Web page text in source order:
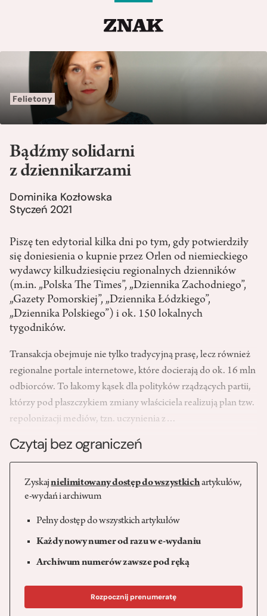
Felietony
Bądźmy solidarni
z dziennikarzami
Dominika Kozłowska
Styczeń 2021
Piszę ten edytorial kilka dni po tym, gdy potwierdziły
się doniesienia o kupnie przez Orlen od niemieckiego
wydawcy kilkudziesięciu regionalnych dzienników
(m.in. „Polska The Times”, „Dziennika Zachodniego”,
„Gazety Pomorskiej”, „Dziennika Łódzkiego”,
„Dziennika Polskiego”) i ok. 150 lokalnych
tygodników.
Transakcja obejmuje nie tylko tradycyjną prasę, lecz również
regionalne portale internetowe, które docierają do ok. 16 mln
odbiorców. To łakomy kąsek dla polityków rządzących partii,
którzy pod płaszczykiem zmiany właściciela realizują plan tzw.
repolonizacji mediów, tzn. uczynienia z…
Czytaj bez ograniczeń
Zyskajnielimitowany dostęp do wszystkichartykułów,
e-wydań i archiwum
Pełny dostęp do wszystkich artykułów
Każdy nowy numer od razu w e-wydaniu
Archiwum numerów zawsze pod ręką
Rozpocznij prenumeratę